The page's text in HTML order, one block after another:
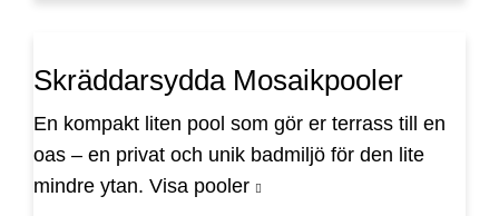
Skräddarsydda Mosaikpooler
En kompakt liten pool som gör er terrass till en
oas – en privat och unik badmiljö för den lite
mindre ytan. Visa pooler